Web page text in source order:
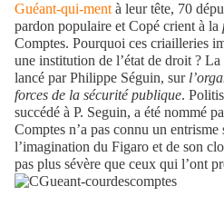
Guéant-qui-ment à leur tête, 70
pardon populaire et Copé crient à la
Comptes. Pourquoi ces criailleries
une institution de l’état de droit ?
lancé par Philippe Séguin, sur
forces de la sécurité publique.
succédé à P. Seguin, a été nommé
Comptes n’a pas connu un entrisme
l’imagination du Figaro et de son
pas plus sévère que ceux qui l’ont